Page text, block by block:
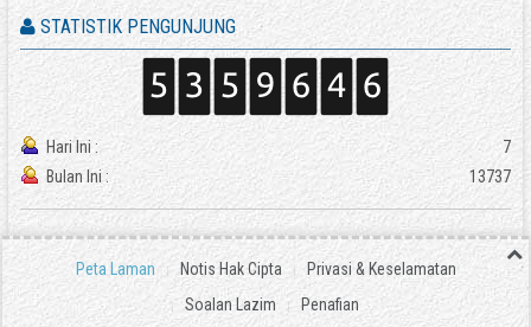
STATISTIK PENGUNJUNG
Hari Ini :
7
Bulan Ini :
13737
Peta Laman Notis Hak Cipta
Privasi & Keselamatan
Soalan Lazim
Penafian